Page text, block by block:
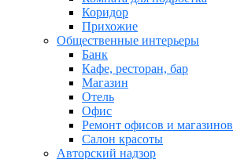
Коридор
Прихожие
Общественные интерьеры
Банк
Кафе, ресторан, бар
Магазин
Отель
Офис
Ремонт офисов и магазинов
Салон красоты
Авторский надзор